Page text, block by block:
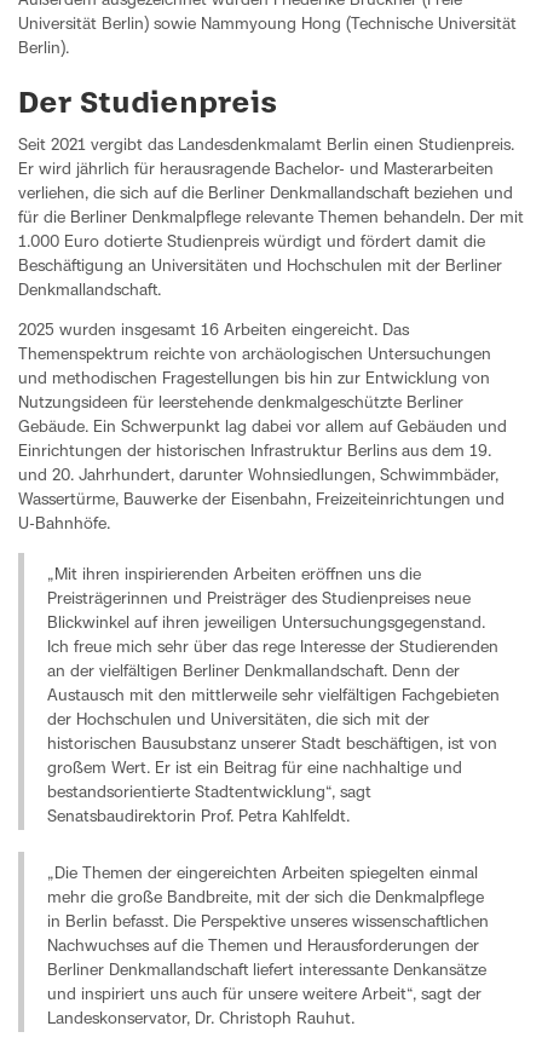
Universität Berlin) sowie Nammyoung Hong (Technische Universität
Berlin).
Der Studienpreis
Seit 2021 vergibt das Landesdenkmalamt Berlin einen Studienpreis.
Er wird jährlich für herausragende Bachelor- und Masterarbeiten
verliehen, die sich auf die Berliner Denkmallandschaft beziehen und
für die Berliner Denkmalpflege relevante Themen behandeln. Der mit
1.000 Euro dotierte Studienpreis würdigt und fördert damit die
Beschäftigung an Universitäten und Hochschulen mit der Berliner
Denkmallandschaft.
2025 wurden insgesamt 16 Arbeiten eingereicht. Das
Themenspektrum reichte von archäologischen Untersuchungen
und methodischen Fragestellungen bis hin zur Entwicklung von
Nutzungsideen für leerstehende denkmalgeschützte Berliner
Gebäude. Ein Schwerpunkt lag dabei vor allem auf Gebäuden und
Einrichtungen der historischen Infrastruktur Berlins aus dem 19.
und 20. Jahrhundert, darunter Wohnsiedlungen, Schwimmbäder,
Wassertürme, Bauwerke der Eisenbahn, Freizeiteinrichtungen und
U-Bahnhöfe.
„Mit ihren inspirierenden Arbeiten eröffnen uns die
Preisträgerinnen und Preisträger des Studienpreises neue
Blickwinkel auf ihren jeweiligen Untersuchungsgegenstand.
Ich freue mich sehr über das rege Interesse der Studierenden
an der vielfältigen Berliner Denkmallandschaft. Denn der
Austausch mit den mittlerweile sehr vielfältigen Fachgebieten
der Hochschulen und Universitäten, die sich mit der
historischen Bausubstanz unserer Stadt beschäftigen, ist von
großem Wert. Er ist ein Beitrag für eine nachhaltige und
bestandsorientierte Stadtentwicklung“, sagt
Senatsbaudirektorin Prof. Petra Kahlfeldt.
„Die Themen der eingereichten Arbeiten spiegelten einmal
mehr die große Bandbreite, mit der sich die Denkmalpflege
in Berlin befasst. Die Perspektive unseres wissenschaftlichen
Nachwuchses auf die Themen und Herausforderungen der
Berliner Denkmallandschaft liefert interessante Denkansätze
und inspiriert uns auch für unsere weitere Arbeit“, sagt der
Landeskonservator, Dr. Christoph Rauhut.